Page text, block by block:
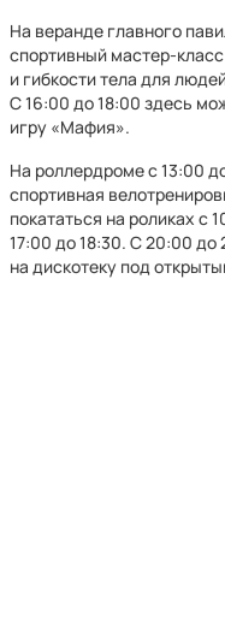
На веранде главного
спортивный мастер-
и гибкости тела для
С 16:00 до 18:00 здесь
игру «Мафия».
На роллердроме с 13:00
спортивная
покататься на роликах с
17:00 до 18:30. С 20:00
на дискотеку под